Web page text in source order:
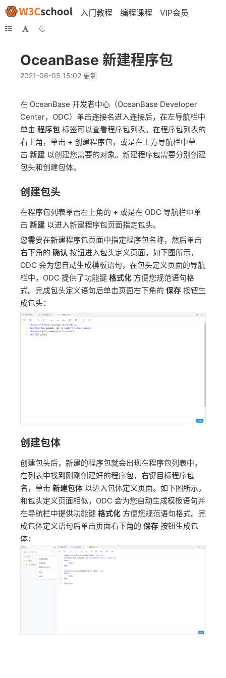
入门教程 编程课程 VIP会员
OceanBase 新建程序包
2021-06-05 15:02 更新
在 OceanBase 开发者中心（OceanBase Developer
Center，ODC）单击连接名进入连接后，在左导航栏中
单击 程序包 标签可以查看程序包列表。在程序包列表的
右上角，单击 + 创建程序包，或是在上方导航栏中单
击 新建 以创建您需要的对象。新建程序包需要分别创建
包头和创建包体。
创建包头
在程序包列表单击右上角的 + 或是在 ODC 导航栏中单
击 新建 以进入新建程序包页面指定包头。
您需要在新建程序包页面中指定程序包名称，然后单击
右下角的 确认 按钮进入包头定义页面。如下图所示，
ODC 会为您自动生成模板语句，在包头定义页面的导航
栏中，ODC 提供了功能键 格式化 方便您规范语句格
式。完成包头定义语句后单击页面右下角的 保存 按钮生
成包头：
创建包体
创建包头后，新建的程序包就会出现在程序包列表中，
在列表中找到刚刚创建好的程序包，右键目标程序包
名，单击 新建包体 以进入包体定义页面。如下图所示，
和包头定义页面相似，ODC 会为您自动生成模板语句并
在导航栏中提供功能键 格式化 方便您规范语句格式。完
成包体定义语句后单击页面右下角的 保存 按钮生成包
体：